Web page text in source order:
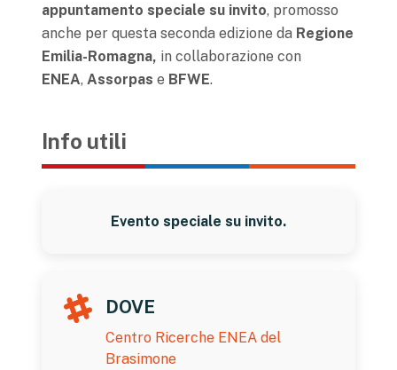
appuntamento speciale su invito, promosso
anche per questa seconda edizione da Regione
Emilia-Romagna, in collaborazione con
ENEA, Assorpas e BFWE.
Info utili
Evento speciale su invito.
DOVE
Centro Ricerche ENEA del
Brasimone